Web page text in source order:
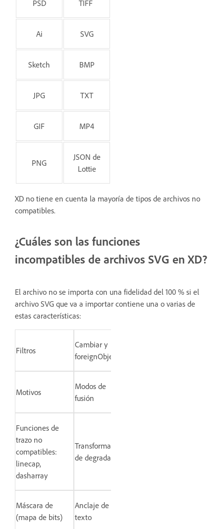
PSD TIFF
Ai SVG
Sketch BMP
JPG TXT
GIF MP4
PNG
JSON de
Lottie
XD no tiene en cuenta la mayoría de tipos de archivos no
compatibles.
¿Cuáles son las funciones
incompatibles de archivos SVG en XD?
El archivo no se importa con una fidelidad del 100 % si el
archivo SVG que va a importar contiene una o varias de
estas características:
Filtros
Cambiar y
foreignObject
Motivos
Modos de
fusión
Funciones de
trazo no
compatibles:
linecap,
dasharray
Transformación
de degradado
Máscara de
(mapa de bits)
Anclaje de
texto